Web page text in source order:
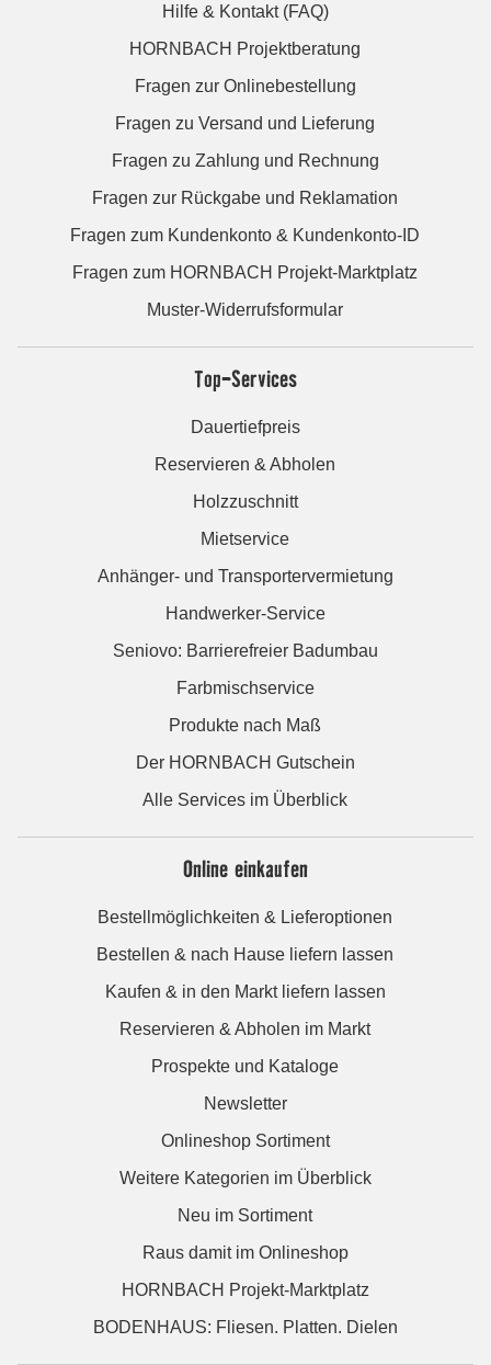
Hilfe & Kontakt (FAQ)
HORNBACH Projektberatung
Fragen zur Onlinebestellung
Fragen zu Versand und Lieferung
Fragen zu Zahlung und Rechnung
Fragen zur Rückgabe und Reklamation
Fragen zum Kundenkonto & Kundenkonto-ID
Fragen zum HORNBACH Projekt-Marktplatz
Muster-Widerrufsformular
Top-Services
Dauertiefpreis
Reservieren & Abholen
Holzzuschnitt
Mietservice
Anhänger- und Transportervermietung
Handwerker-Service
Seniovo: Barrierefreier Badumbau
Farbmischservice
Produkte nach Maß
Der HORNBACH Gutschein
Alle Services im Überblick
Online einkaufen
Bestellmöglichkeiten & Lieferoptionen
Bestellen & nach Hause liefern lassen
Kaufen & in den Markt liefern lassen
Reservieren & Abholen im Markt
Prospekte und Kataloge
Newsletter
Onlineshop Sortiment
Weitere Kategorien im Überblick
Neu im Sortiment
Raus damit im Onlineshop
HORNBACH Projekt-Marktplatz
BODENHAUS: Fliesen. Platten. Dielen